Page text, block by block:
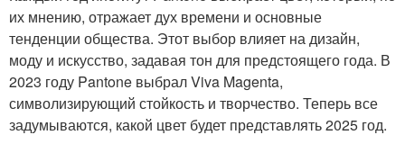
их мнению, отражает дух времени и основные
тенденции общества. Этот выбор влияет на дизайн,
моду и искусство, задавая тон для предстоящего года. В
2023 году Pantone выбрал Viva Magenta,
символизирующий стойкость и творчество. Теперь все
задумываются, какой цвет будет представлять 2025 год.